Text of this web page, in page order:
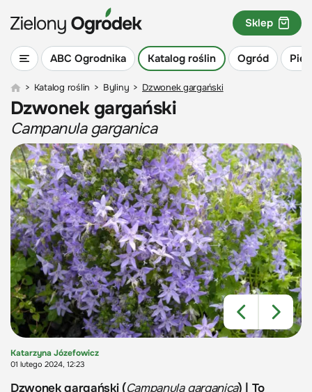
ABC Ogrodnika Katalog roślin Ogród
Sklep
> Katalog roślin > Byliny > Dzwonek gargański
Dzwonek gargański
Campanula garganica
Katarzyna Józefowicz
01 lutego 2024, 12:23
Dzwonek gargański (Campanula garganica) | To